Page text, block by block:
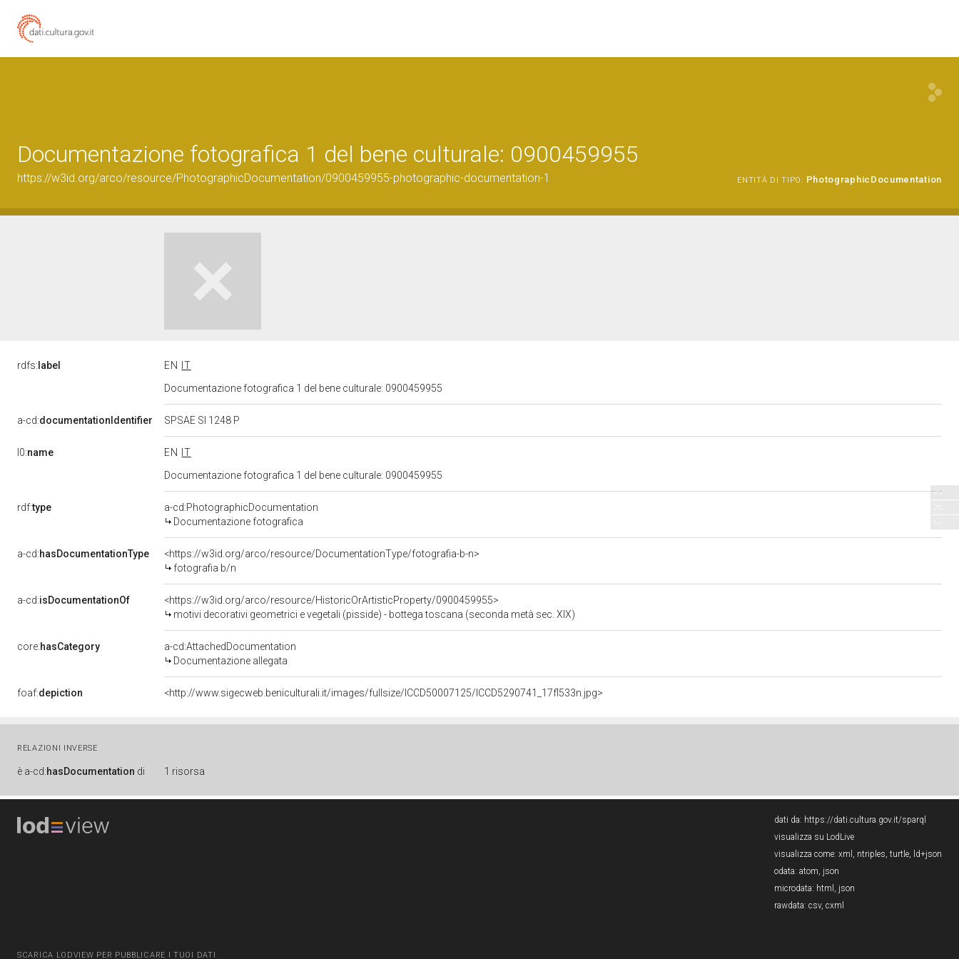
Documentazione fotografica 1 del bene culturale: 0900459955
https://w3id.org/arco/resource/PhotographicDocumentation/0900459955-photographic-documentation-1 ENTITÀ DI TIPO: PhotographicDocumentation
rdfs: label EN
IT
Documentazione fotografica 1 del bene culturale: 0900459955
a-cd:documentationIdentifier SPSAE SI 1248 P
l0:name EN
IT
Documentazione fotografica 1 del bene culturale: 0900459955
rdf:type
a-cd:PhotographicDocumentation
Documentazione fotografica
a-cd:hasDocumentationType
<https://w3id.org/arco/resource/DocumentationType/fotografia-b-n>
fotografia b/n
a-cd:isDocumentationOf
<https://w3id.org/arco/resource/HistoricOrArtisticProperty/0900459955>
motivi decorativi geometrici e vegetali (pisside) - bottega toscana (seconda metà sec. XIX)
core:hasCategory
a-cd:AttachedDocumentation
Documentazione allegata
foaf:depiction <http://www.sigecweb.beniculturali.it/images/fullsize/ICCD50007125/ICCD5290741_17fl533n.jpg>
RELAZIONI INVERSE
è a-cd:hasDocumentation di 1 risorsa
SCARICA LODVIEW PER PUBBLICARE I TUOI DATI
dati da: https://dati.cultura.gov.it/sparql
visualizza su LodLive
visualizza come: xml , ntriples, turtle, ld+json
odata: atom, json
microdata: html , json
rawdata: csv, cxml